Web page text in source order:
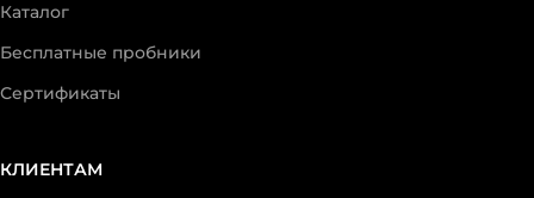
Каталог
Бесплатные пробники
Сертификаты
КЛИЕНТАМ